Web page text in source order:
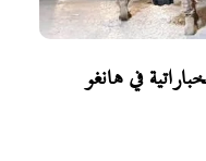
في هانغو